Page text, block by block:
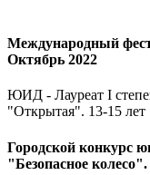
Международный
Октябрь 2022
ЮИД - Лауреат I
"Открытая". 13-15 лет
Городской конкурс
"Безопасное